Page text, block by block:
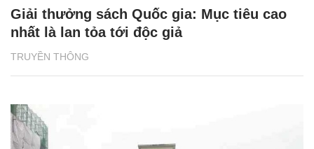
TRUYỀN THÔNG
Giải thưởng sách Quốc gia: Mục tiêu cao
nhất là lan tỏa tới độc giả